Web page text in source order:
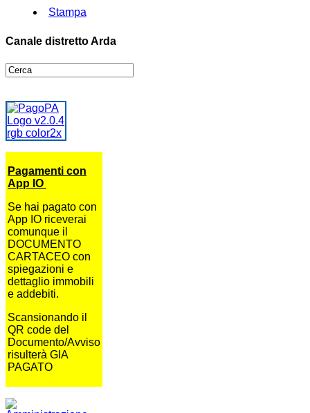
Stampa
Canale distretto Arda
Pagamenti con
App IO
Se hai pagato con
App IO riceverai
comunque il
DOCUMENTO
CARTACEO con
spiegazioni e
dettaglio immobili
e addebiti.
Scansionando il
QR code del
Documento/Avviso
risulterà GIA
PAGATO